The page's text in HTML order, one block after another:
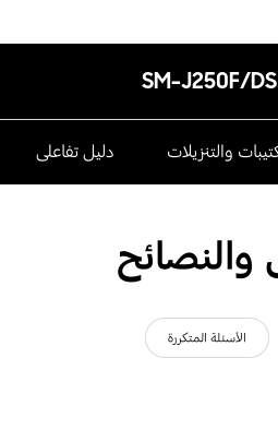
SM-J250F/DS
والتنزيلات دليل تفاعلى
والنصائح
الأسئلة المتكررة